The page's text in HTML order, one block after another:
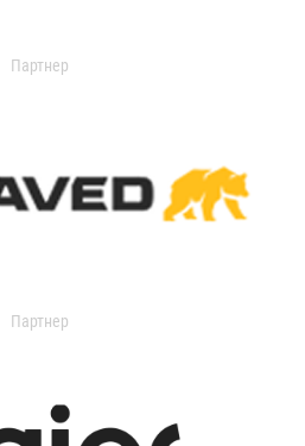
Партнер
Партнер